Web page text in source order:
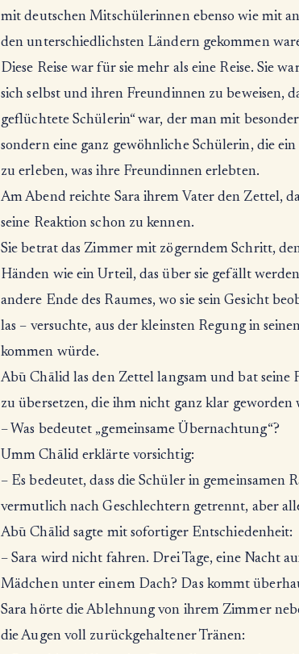
mit deutschen Mitschülerinnen ebenso wie mit
den unterschiedlichsten Ländern gekommen
Diese Reise war für sie mehr als eine Reise. Sie
sich selbst und ihren Freundinnen zu beweisen,
geflüchtete Schülerin“ war, der man mit
sondern eine ganz gewöhnliche Schülerin, die
zu erleben, was ihre Freundinnen erlebten.
Am Abend reichte Sara ihrem Vater den Zettel,
seine Reaktion schon zu kennen.
Sie betrat das Zimmer mit zögerndem Schritt,
Händen wie ein Urteil, das über sie gefällt
andere Ende des Raumes, wo sie sein Gesicht
las – versuchte, aus der kleinsten Regung in
kommen würde.
Abū Chālid las den Zettel langsam und bat seine
zu übersetzen, die ihm nicht ganz klar geworden
– Was bedeutet „gemeinsame Übernachtung“?
Umm Chālid erklärte vorsichtig:
– Es bedeutet, dass die Schüler in gemeinsamen
vermutlich nach Geschlechtern getrennt, aber
Abū Chālid sagte mit sofortiger Entschiedenheit:
– Sara wird nicht fahren. Drei Tage, eine Nacht
Mädchen unter einem Dach? Das kommt
Sara hörte die Ablehnung von ihrem Zimmer
die Augen voll zurückgehaltener Tränen: